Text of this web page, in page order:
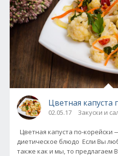
Цветная капуста
02.05.17 Закуски и
Цветная капуста по-корейски
диетическое блюдо Если Вы любите корейские салатики
также как и мы, то предлагаем